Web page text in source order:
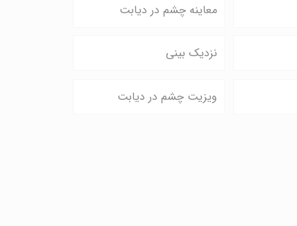
معاینه چشم در دیابت
نزدیک بینی
ویزیت چشم در دیابت